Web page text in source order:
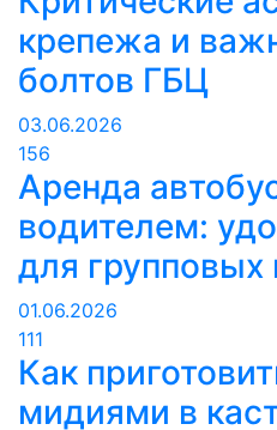
крепежа и
болтов ГБЦ
03.06.2026
156
Аренда
водителем:
для групповых
01.06.2026
111
Как
мидиями в